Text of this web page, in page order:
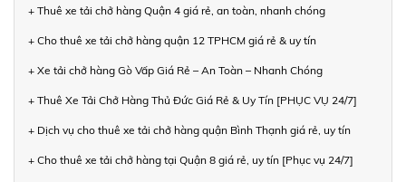
+ Thuê xe tải chở hàng Quận 4 giá rẻ, an toàn, nhanh chóng
+ Cho thuê xe tải chở hàng quận 12 TPHCM giá rẻ & uy tín
+ Xe tải chở hàng Gò Vấp Giá Rẻ – An Toàn – Nhanh Chóng
+ Thuê Xe Tải Chở Hàng Thủ Đức Giá Rẻ & Uy Tín [PHỤC VỤ 24/7]
+ Dịch vụ cho thuê xe tải chở hàng quận Bình Thạnh giá rẻ, uy tín
+ Cho thuê xe tải chở hàng tại Quận 8 giá rẻ, uy tín [Phục vụ 24/7]